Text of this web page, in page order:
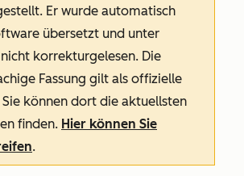
Er wurde automatisch
übersetzt und unter
korrekturgelesen. Die
Fassung gilt als offizielle
Sie können dort die aktuellsten
finden. Hier können Sie
.